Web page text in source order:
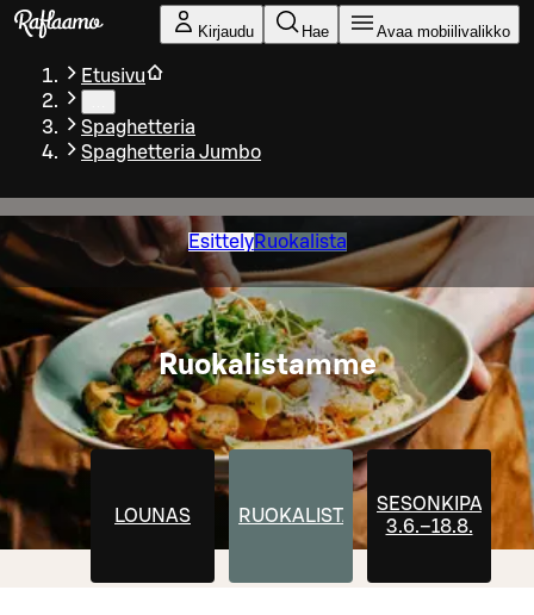
Siirry pääsisältöön
Kirjaudu Hae Avaa mobiilivalikko
Etusivu
Spaghetteria
Spaghetteria Jumbo
EsittelyRuokalista
Ruokalistamme
LOUNAS RUOKALISTA
SESONKIPASTA
3.6.–18.8.